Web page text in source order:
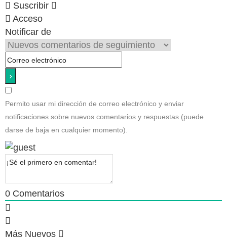
Suscribir
Acceso
Notificar de
Permito usar mi dirección de correo electrónico y enviar
notificaciones sobre nuevos comentarios y respuestas (puede
darse de baja en cualquier momento).
0 Comentarios
Más Nuevos